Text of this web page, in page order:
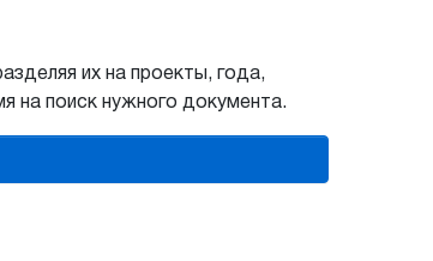
их на проекты, года,
на поиск нужного документа.